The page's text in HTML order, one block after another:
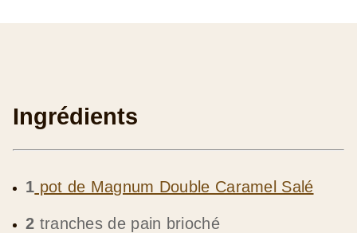
Ingrédients
1 pot de Magnum Double Caramel Salé
2 tranches de pain brioché